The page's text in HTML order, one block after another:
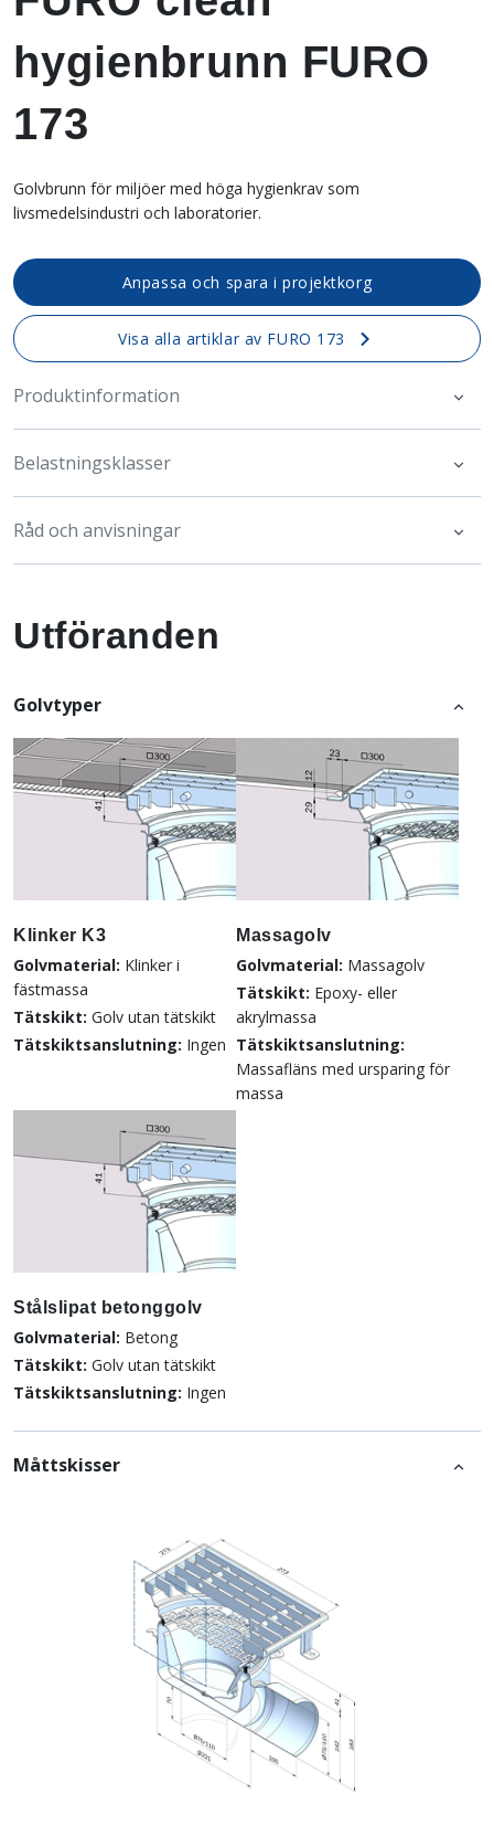
hygienbrunn FURO
173
Golvbrunn för miljöer med höga hygienkrav som
livsmedelsindustri och laboratorier.
Anpassa och spara i projektkorg
Visa alla artiklar av FURO 173
Produktinformation
Belastningsklasser
Råd och anvisningar
Utföranden
Golvtyper
Klinker K3
Golvmaterial: Klinker i
fästmassa
Tätskikt: Golv utan tätskikt
Tätskiktsanslutning: Ingen
Massagolv
Golvmaterial: Massagolv
Tätskikt: Epoxy- eller
akrylmassa
Tätskiktsanslutning:
Massafläns med ursparing för
massa
Stålslipat betonggolv
Golvmaterial: Betong
Tätskikt: Golv utan tätskikt
Tätskiktsanslutning: Ingen
Måttskisser